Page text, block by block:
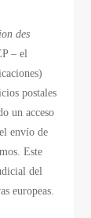
des
– el
postales
un acceso
envío de
Este
del
europeas.